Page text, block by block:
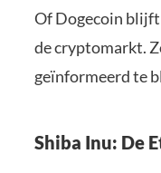
Of Dogecoin blijft
de cryptomarkt.
geïnformeerd te
Shiba Inu: De